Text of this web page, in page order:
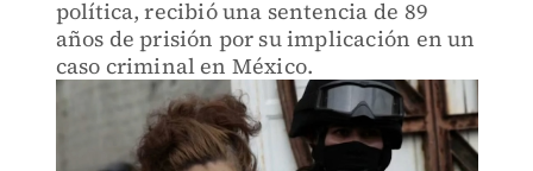
política, recibió una sentencia de 89
años de prisión por su implicación en un
caso criminal en México.